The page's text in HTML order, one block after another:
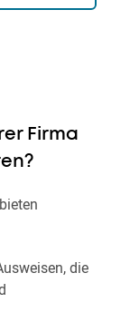
Firma
die